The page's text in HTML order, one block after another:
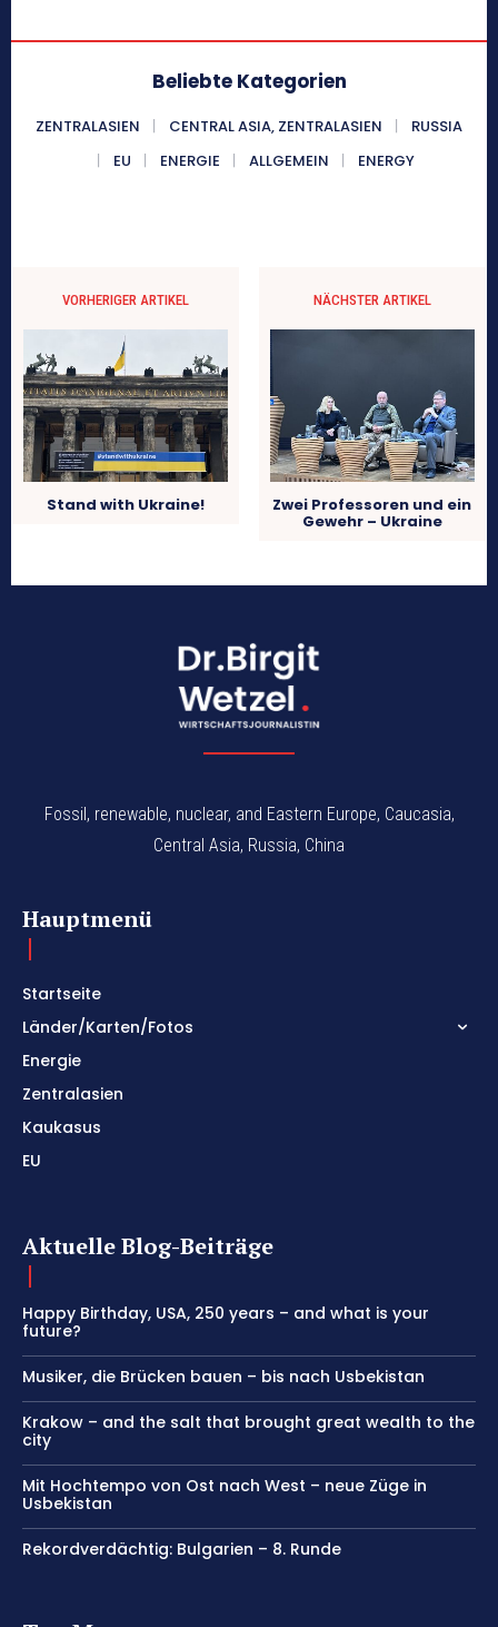
Beliebte Kategorien
ZENTRALASIEN CENTRAL ASIA, ZENTRALASIEN
RUSSIA
EU
ENERGIE ALLGEMEIN ENERGY
VORHERIGER ARTIKEL
Stand with Ukraine!
NÄCHSTER ARTIKEL
Zwei Professoren und ein
Gewehr – Ukraine
Fossil, renewable, nuclear, and Eastern Europe, Caucasia,
Central Asia, Russia, China
Hauptmenü
Startseite
Länder/Karten/Fotos
Energie
Zentralasien
Kaukasus
EU
Aktuelle Blog-Beiträge
Happy Birthday, USA, 250 years – and what is your
future?
Musiker, die Brücken bauen – bis nach Usbekistan
Krakow – and the salt that brought great wealth to the
city
Mit Hochtempo von Ost nach West – neue Züge in
Usbekistan
Rekordverdächtig: Bulgarien – 8. Runde